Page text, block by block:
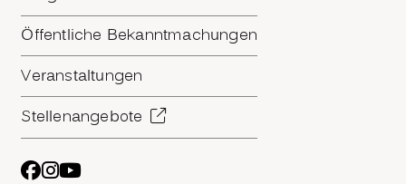
Öffentliche Bekanntmachungen
Veranstaltungen
Stellenangebote